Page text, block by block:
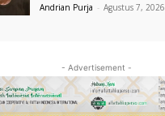
Andrian Purja - Agustus 7, 2026
- Advertisement -